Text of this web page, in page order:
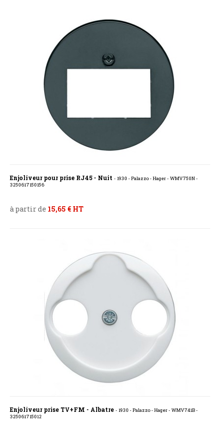
Enjoliveur pour prise RJ45 - Nuit - 1930 - Palazzo - Hager - WMV750N -
3250617150156
à partir de 15,65 € HT
Enjoliveur prise TV+FM - Albatre - 1930 - Palazzo - Hager - WMV741B -
325061715012